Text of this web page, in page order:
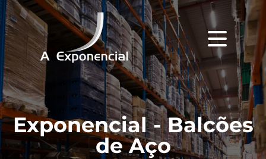
Exponencial - Balcões
de Aço